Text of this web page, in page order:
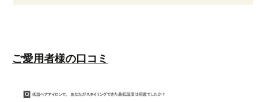
ご愛用者様の口コミ